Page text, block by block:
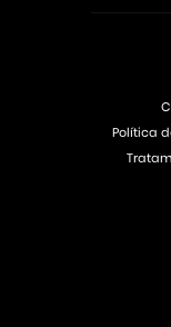
Política